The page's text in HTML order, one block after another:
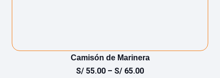
Camisón de Marinera
S/ 55.00 – S/ 65.00